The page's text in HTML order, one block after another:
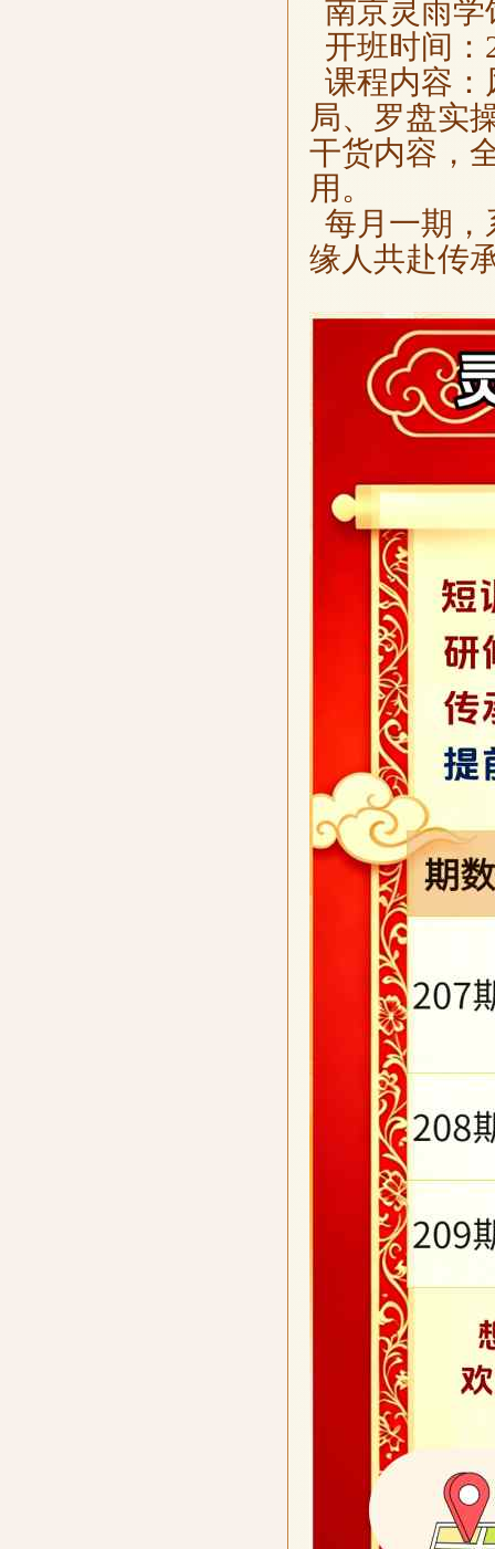
南京灵雨学
开班时间：
课程内容
局、罗盘实
干货内容，
用。
每月一期
缘人共赴传